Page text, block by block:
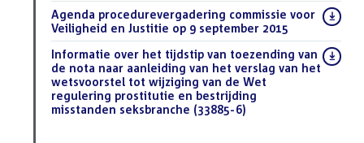
Download
bestand:
Agenda procedurevergadering commissie voor
Veiligheid en Justitie op 9 september 2015
Download
bestand:
Informatie over het tijdstip van toezending van
de nota naar aanleiding van het verslag van het
wetsvoorstel tot wijziging van de Wet
regulering prostitutie en bestrijding
misstanden seksbranche (33885-6)